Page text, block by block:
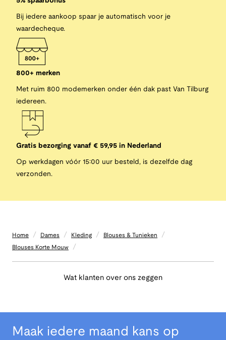
Bij iedere aankoop spaar je automatisch voor je
waardecheque.
800+ merken
Met ruim 800 modemerken onder één dak past Van Tilburg
iedereen.
Gratis bezorging vanaf € 59,95 in Nederland
Op werkdagen vóór 15:00 uur besteld, is dezelfde dag
verzonden.
Home / Dames / Kleding / Blouses & Tunieken /
Blouses Korte Mouw /
Wat klanten over ons zeggen
Maak iedere maand kans op